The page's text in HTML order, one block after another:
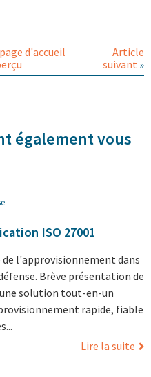
d'accueil
Article
suivant »
également vous
ISO 27001
de l'approvisionnement dans
Brève présentation de
une solution tout-en-un
rapide, fiable
Lire la suite